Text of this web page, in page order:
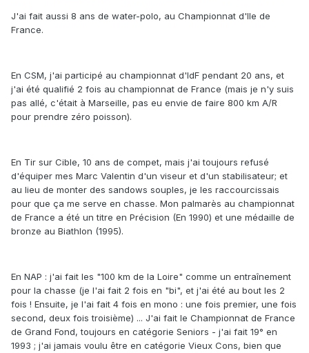
J'ai fait aussi 8 ans de water-polo, au Championnat d'Ile de
France.
En CSM, j'ai participé au championnat d'IdF pendant 20 ans, et
j'ai été qualifié 2 fois au championnat de France (mais je n'y suis
pas allé, c'était à Marseille, pas eu envie de faire 800 km A/R
pour prendre zéro poisson).
En Tir sur Cible, 10 ans de compet, mais j'ai toujours refusé
d'équiper mes Marc Valentin d'un viseur et d'un stabilisateur; et
au lieu de monter des sandows souples, je les raccourcissais
pour que ça me serve en chasse. Mon palmarès au championnat
de France a été un titre en Précision (En 1990) et une médaille de
bronze au Biathlon (1995).
En NAP : j'ai fait les "100 km de la Loire" comme un entraînement
pour la chasse (je l'ai fait 2 fois en "bi", et j'ai été au bout les 2
fois ! Ensuite, je l'ai fait 4 fois en mono : une fois premier, une fois
second, deux fois troisième) ... J'ai fait le Championnat de France
de Grand Fond, toujours en catégorie Seniors - j'ai fait 19° en
1993 ; j'ai jamais voulu être en catégorie Vieux Cons, bien que